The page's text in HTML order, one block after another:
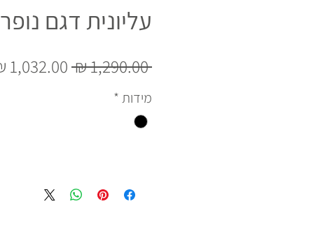
עליונית דגם נופר
‏1,290.00 ‏₪
מחיר
מידות*